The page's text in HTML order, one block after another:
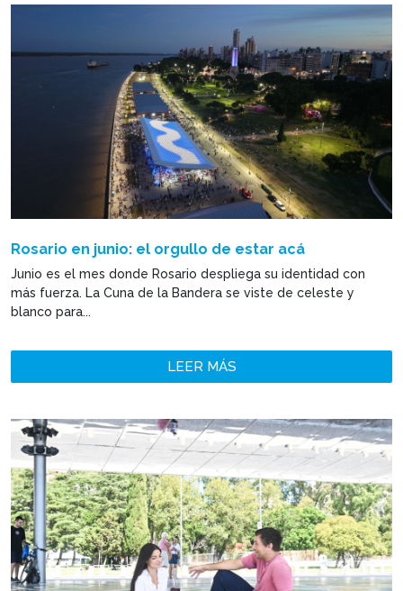
Rosario en junio: el orgullo de estar acá
Junio es el mes donde Rosario despliega su identidad con
más fuerza. La Cuna de la Bandera se viste de celeste y
blanco para...
LEER MÁS